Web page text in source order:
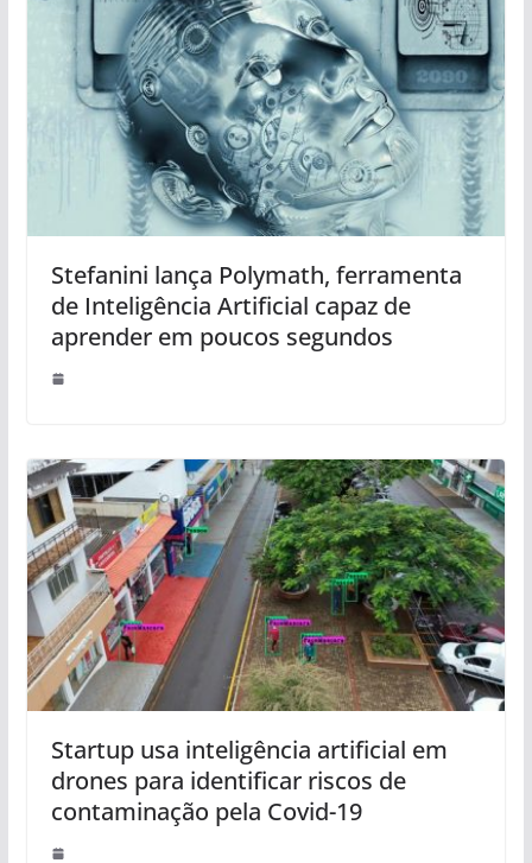
Stefanini lança Polymath, ferramenta
de Inteligência Artificial capaz de
aprender em poucos segundos
Startup usa inteligência artificial em
drones para identificar riscos de
contaminação pela Covid-19